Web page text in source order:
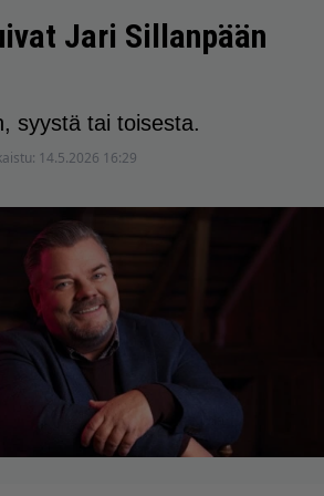
Jari Sillanpään
syystä tai toisesta.
14.5.2026 16:29